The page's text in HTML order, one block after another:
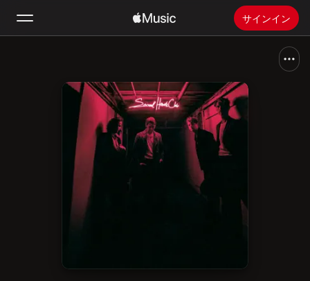
サインイン
新着おすすめ
Apple Musicをインストール